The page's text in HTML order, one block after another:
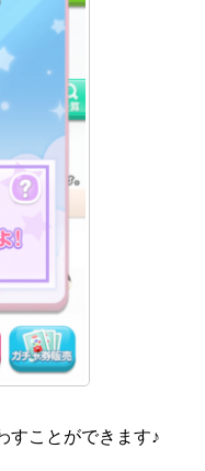
すことができます♪